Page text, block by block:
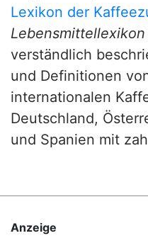
Lexikon der
verständlich
und Definitionen
internationalen
Deutschland,
und Spanien mit
Anzeige